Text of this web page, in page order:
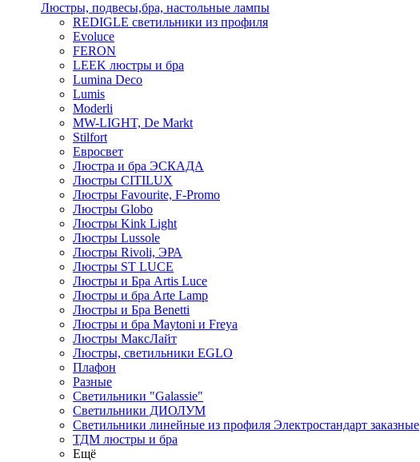
Люстры, подвесы,бра, настольные лампы
REDIGLE светильники из профиля
Evoluce
FERON
LEEK люстры и бра
Lumina Deco
Lumis
Moderli
MW-LIGHT, De Markt
Stilfort
Евросвет
Люстра и бра ЭСКАДА
Люстры CITILUX
Люстры Favourite, F-Promo
Люстры Globo
Люстры Kink Light
Люстры Lussole
Люстры Rivoli, ЭРА
Люстры ST LUCE
Люстры и Бра Artis Luce
Люстры и бра Arte Lamp
Люстры и Бра Benetti
Люстры и бра Maytoni и Freya
Люстры МаксЛайт
Люстры, светильники EGLO
Плафон
Разные
Светильники "Galassie"
Светильники ДИОЛУМ
Светильники линейные из профиля Электростандарт заказные
ТДМ люстры и бра
Ещё